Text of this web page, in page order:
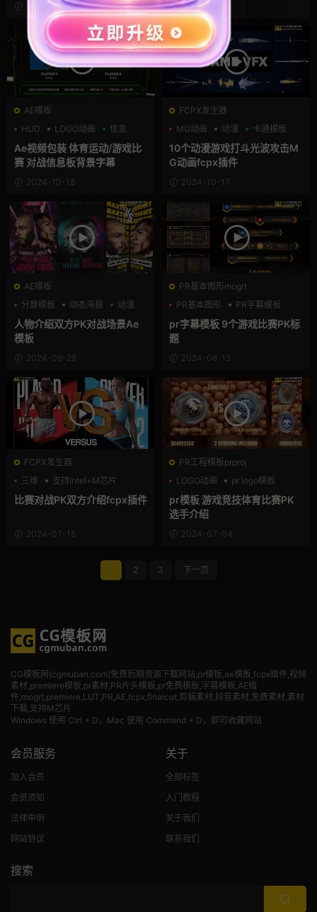
2024-12-19 2024-10-24
AE模板
HUD
LOGO动画 信息
Ae视频包装 体育运动/游戏比
赛 对战信息板背景字幕
2024-10-18
FCPX发生器
MG动画
动漫 卡通模板
10个动漫游戏打斗光波攻击M
G动画fcpx插件
2024-10-17
AE模板
分屏模板
动态海报 动漫
人物介绍双方PK对战场景Ae
模板
2024-09-28
PR基本图形mogrt
PR基本图形
PR字幕模板
字幕条
pr字幕模板 9个游戏比赛PK标
题
2024-08-13
FCPX发生器
三维
支持Intel+M芯片
比赛
比赛对战PK双方介绍fcpx插件
2024-07-15
PR工程模板prproj
LOGO动画
pr logo模板
人物介绍
pr模板 游戏竞技体育比赛PK
选手介绍
2024-07-04
1 2 3 下一页
CG模板网(cgmuban.com)免费后期资源下载网站,pr模板,ae模板,fcpx插件,视频
素材,premiere模板,pr素材,PR片头模板,pr免费模板,字幕模板,AE插
件,mogrt,premiere,LUT,PR,AE,fcpx,finalcut,剪辑素材,抖音素材,免费素材,素材
下载,支持M芯片
Windows 使用 Ctrl + D，Mac 使用 Command + D，即可收藏网站
会员服务
加入会员
会员须知
法律申明
网站协议
关于
全部标签
入门教程
关于我们
联系我们
搜索